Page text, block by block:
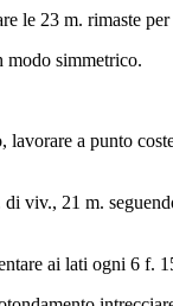
le 23 m. rimaste
modo simmetrico.
a punto
di viv., 21 m.
ai lati ogni 6 f.